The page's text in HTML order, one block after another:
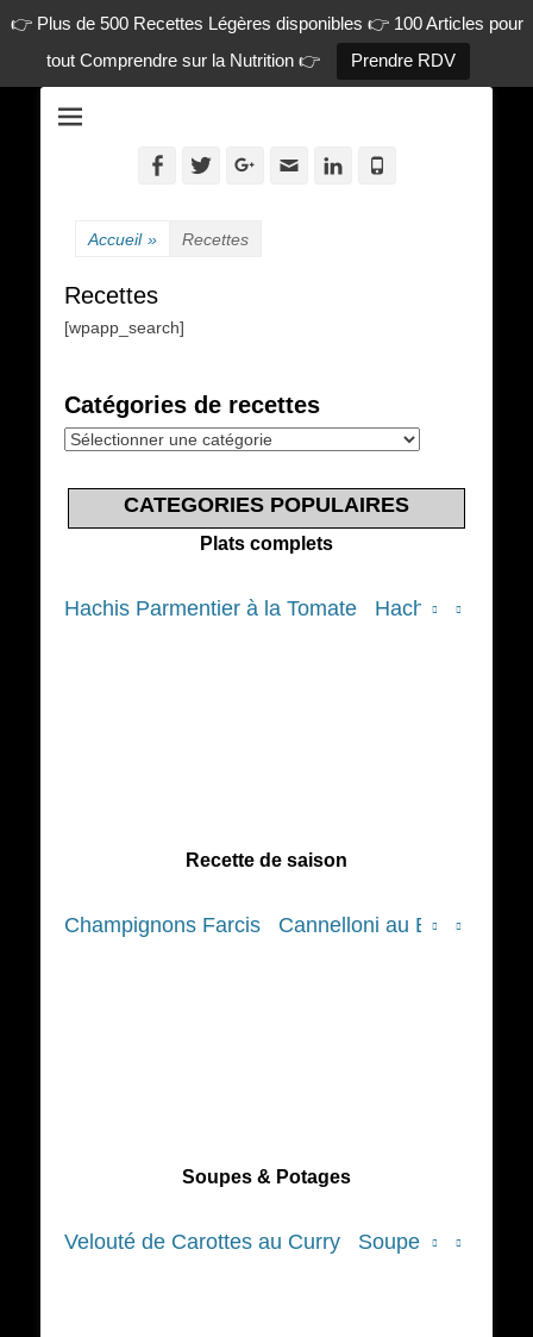
👉 Plus de 500 Recettes Légères disponibles 👉 100 Articles pour
tout Comprendre sur la Nutrition 👉
Prendre RDV
en-ligne.com
Facebook
TwitterGoogleplus
AdresseLinkedin
Accueil » Recettes
Recettes
[wpapp_search]
Catégories de recettes
Catégories
recettes
CATEGORIES POPULAIRES
Plats complets
Hachis Parmentier à la Tomate Hachis
Recette de saison
Champignons Farcis Cannelloni au Bœuf et
Soupes & Potages
Velouté de Carottes au Curry Soupe de Courge